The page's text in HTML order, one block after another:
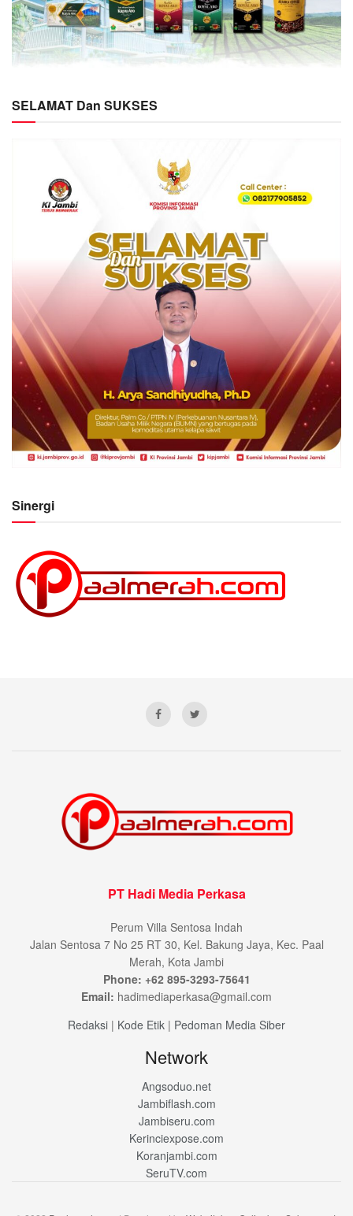
SELAMAT Dan SUKSES
Sinergi
PT Hadi Media Perkasa
Perum Villa Sentosa Indah
Jalan Sentosa 7 No 25 RT 30, Kel. Bakung Jaya, Kec. Paal
Merah, Kota Jambi
Phone: +62 895-3293-75641
Email: hadimediaperkasa@gmail.com
Redaksi | Kode Etik | Pedoman Media Siber
Network
Angsoduo.net
Jambiflash.com
Jambiseru.com
Kerinciexpose.com
Koranjambi.com
SeruTV.com